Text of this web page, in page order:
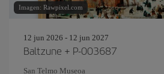
Imagen: Rawpixel.com
12 jun 2026 - 12 jun 2027
Baltzune + P-003687
San Telmo Museoa